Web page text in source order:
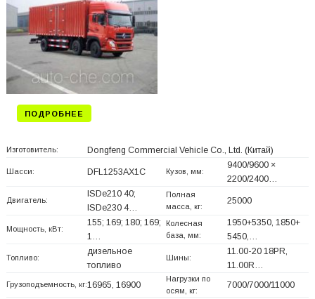
ПОДРОБНЕЕ
Изготовитель: Dongfeng Commercial Vehicle Co., Ltd. (Китай)
Шасси: DFL1253AX1C Кузов, мм:
9400/9600 ×
2200/2400…
Двигатель:
ISDe210 40;
ISDe230 4…
Полная
масса, кг:
25000
Мощность, кВт:
155; 169; 180; 169;
1…
Колесная
база, мм:
1950+5350, 1850+
5450,…
Топливо:
дизельное
топливо
Шины:
11.00-20 18PR,
11.00R…
Грузоподъемность, кг:16965, 16900
Нагрузки по
осям, кг:
7000/7000/11000